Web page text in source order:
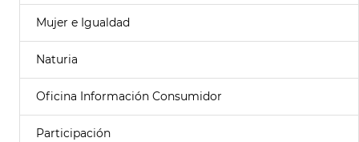
Mujer e Igualdad
Naturia
Oficina Información Consumidor
Participación